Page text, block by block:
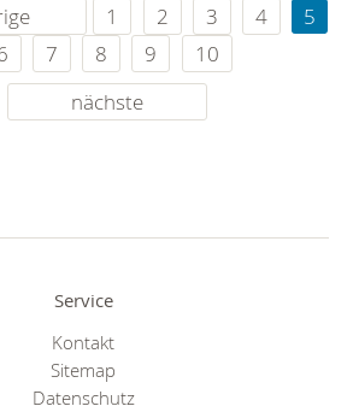
1 2 3 4
5
7 8 9
10
nächste
Service
Kontakt
Sitemap
Datenschutz